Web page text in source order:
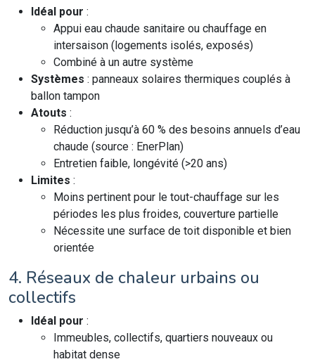
Idéal pour :
Appui eau chaude sanitaire ou chauffage en
intersaison (logements isolés, exposés)
Combiné à un autre système
Systèmes : panneaux solaires thermiques couplés à
ballon tampon
Atouts :
Réduction jusqu’à 60 % des besoins annuels d’eau
chaude (source : EnerPlan)
Entretien faible, longévité (>20 ans)
Limites :
Moins pertinent pour le tout-chauffage sur les
périodes les plus froides, couverture partielle
Nécessite une surface de toit disponible et bien
orientée
4. Réseaux de chaleur urbains ou
collectifs
Idéal pour :
Immeubles, collectifs, quartiers nouveaux ou
habitat dense